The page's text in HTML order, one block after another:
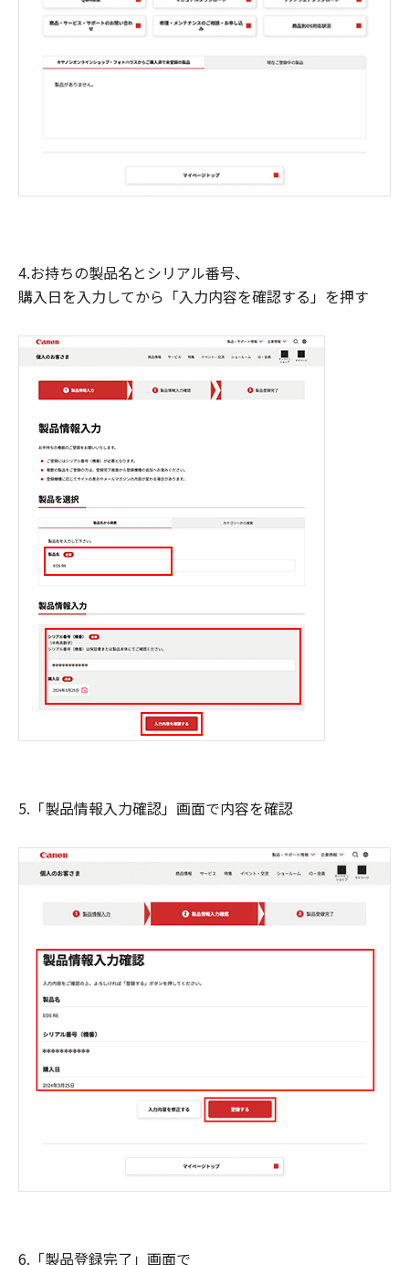
4.お持ちの製品名とシリアル番号、
購入日を入力してから「入力内容を確認する」を押す
5.「製品情報入力確認」画面で内容を確認
6.「製品登録完了」画面で